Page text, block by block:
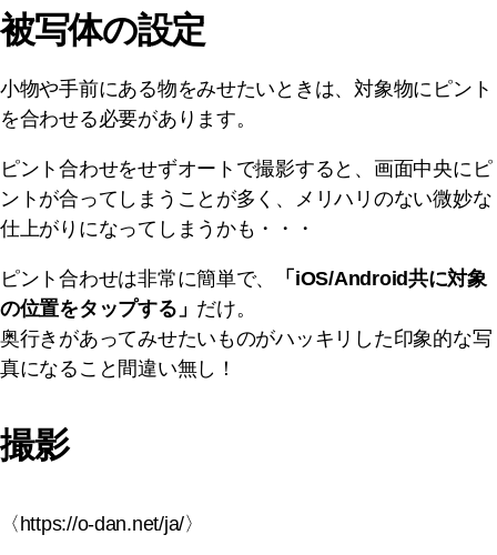
被写体の設定
小物や手前にある物をみせたいときは、対象物にピント
を合わせる必要があります。
ピント合わせをせずオートで撮影すると、画面中央にピ
ントが合ってしまうことが多く、メリハリのない微妙な
仕上がりになってしまうかも・・・
ピント合わせは非常に簡単で、
「iOS/Android共に対象
の位置をタップする」 だけ。
奥行きがあってみせたいものがハッキリした印象的な写
真になること間違い無し！
撮影
〈https://o-dan.net/ja/〉